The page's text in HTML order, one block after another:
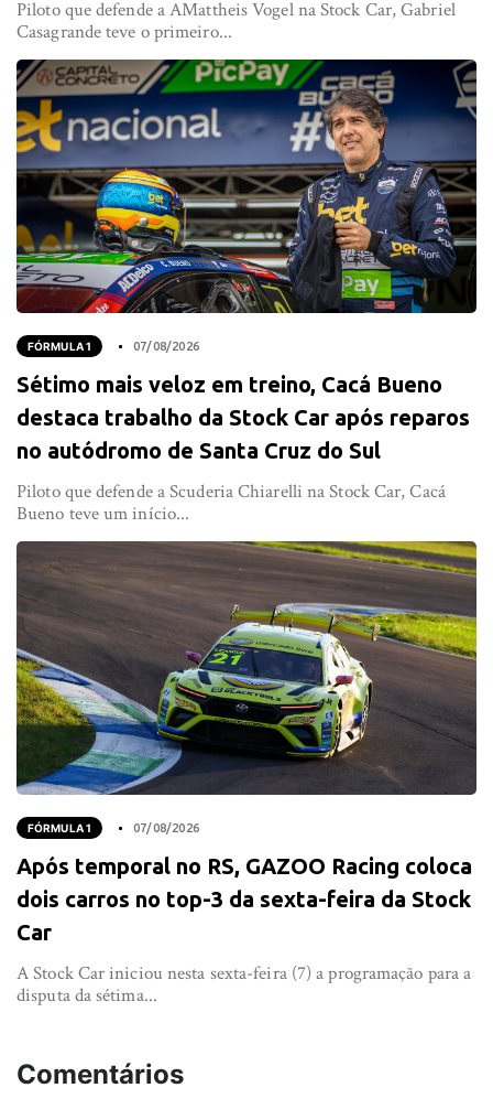
Piloto que defende a AMattheis Vogel na Stock Car, Gabriel
Casagrande teve o primeiro...
FÓRMULA 1 07/08/2026
Sétimo mais veloz em treino, Cacá Bueno
destaca trabalho da Stock Car após reparos
no autódromo de Santa Cruz do Sul
Piloto que defende a Scuderia Chiarelli na Stock Car, Cacá
Bueno teve um início...
FÓRMULA 1 07/08/2026
Após temporal no RS, GAZOO Racing coloca
dois carros no top-3 da sexta-feira da Stock
Car
A Stock Car iniciou nesta sexta-feira (7) a programação para a
disputa da sétima...
Comentários